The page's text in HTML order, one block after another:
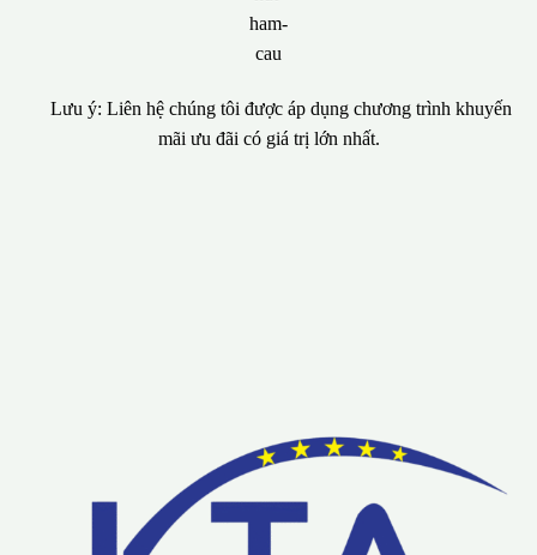
Lưu ý: Liên hệ chúng tôi được áp dụng chương trình khuyến
mãi ưu đãi có giá trị lớn nhất.